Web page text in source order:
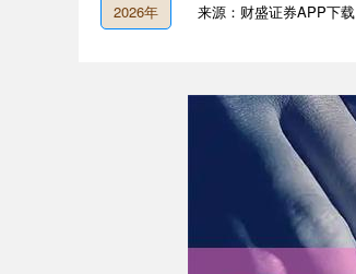
2026年 来源：财盛证券APP下载